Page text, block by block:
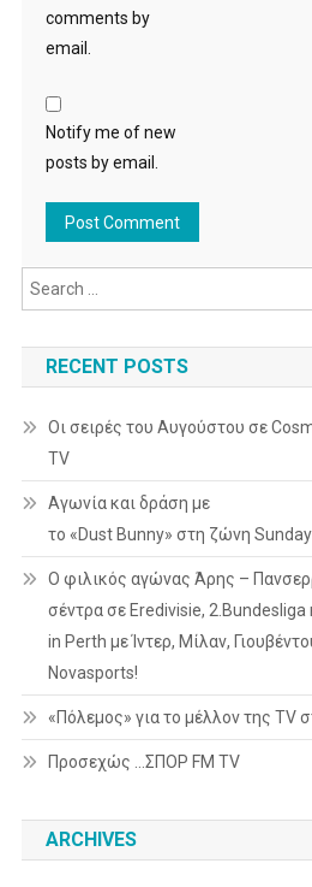
comments by
email.
Notify me of new
posts by email.
RECENT POSTS
Οι σειρές του Αυγούστου σε
TV
Αγωνία και δράση με
το «Dust Bunny» στη ζώνη
Ο φιλικός αγώνας Άρης –
σέντρα σε Eredivisie, 2.Bundesliga
in Perth με Ίντερ, Μίλαν,
Novasports!
«Πόλεμος» για το μέλλον της TV
Προσεχώς …ΣΠΟΡ FM TV
ARCHIVES